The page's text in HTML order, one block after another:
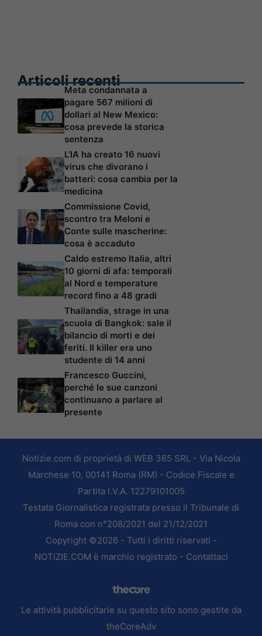
Articoli recenti
Meta condannata a
pagare 567 milioni di
dollari al New Mexico:
cosa prevede la storica
sentenza
L’IA ha creato 16 nuovi
virus che divorano i
batteri: cosa cambia per la
medicina
Commissione Covid,
scontro tra Meloni e
Conte sulle mascherine:
cosa è accaduto
Caldo estremo Italia, altri
10 giorni di afa: temporali
al Nord e temperature
record fino a 48 gradi
Thailandia, strage in una
scuola di Bangkok: sale il
bilancio di morti e dei
feriti. Il killer era uno
studente di 14 anni
Francesco Guccini,
perché le sue canzoni
continuano a parlare al
presente
Notizie.com di proprietà di WEB 365 SRL - Via Nicola
Marchese 10, 00141 Roma (RM) - Codice Fiscale e
Partita I.V.A. 12279101005
Testata Giornalistica registrata presso il Tribunale di
Roma con n°208/2021 del 21/12/2021
Copyright ©2026 - Tutti i diritti riservati -
NOTIZIE.COM è marchio registrato - Contattaci
Le attività pubblicitarie su questo sito sono gestite da
theCoreAdv